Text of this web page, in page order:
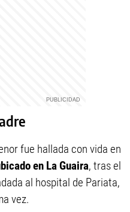
fue hallada con vida en
en La Guaira, tras el
al hospital de Pariata,
vez.